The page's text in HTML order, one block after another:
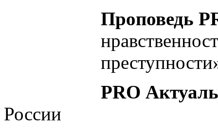
Проповедь
PRO
России